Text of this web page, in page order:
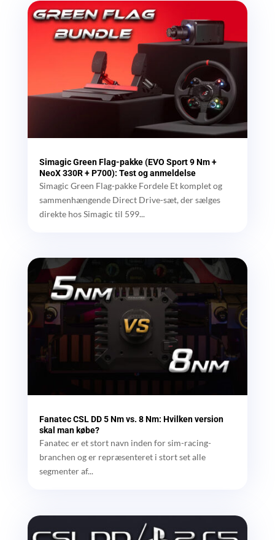
Simagic Green Flag-pakke (EVO Sport 9 Nm +
NeoX 330R + P700): Test og anmeldelse
Simagic Green Flag-pakke Fordele Et komplet og
sammenhængende Direct Drive-sæt, der sælges
direkte hos Simagic til 599...
Fanatec CSL DD 5 Nm vs. 8 Nm: Hvilken version
skal man købe?
Fanatec er et stort navn inden for sim-racing-
branchen og er repræsenteret i stort set alle
segmenter af...